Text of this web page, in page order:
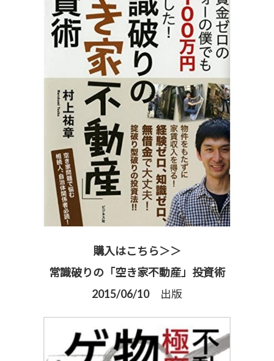
購入はこちら＞＞
常識破りの「空き家不動産」投資術
2015/06/10 出版